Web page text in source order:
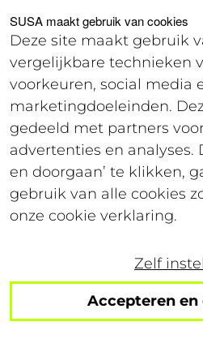
SUSA maakt gebruik van cookies
Deze site maakt gebruik
vergelijkbare technieken
voorkeuren, social media
marketingdoeleinden.
gedeeld met partners
advertenties en analyses.
en doorgaan’ te klikken,
gebruik van alle cookies
onze cookie verklaring.
Zelf
Accepteren en
Voor studenten Voor
Sales